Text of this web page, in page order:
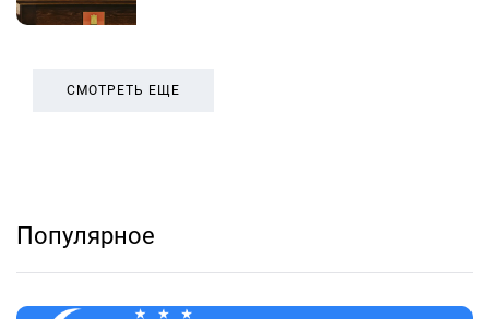
СМОТРЕТЬ ЕЩЕ
Популярное